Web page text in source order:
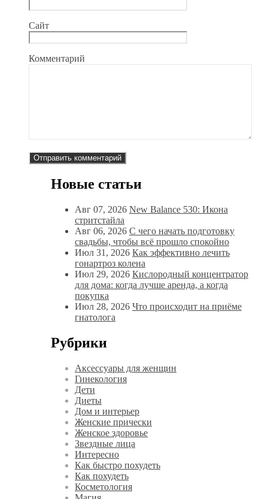
Сайт
Комментарий
Новые статьи
Авг 07, 2026 New Balance 530: Икона
стритстайла
Авг 06, 2026 С чего начать подготовку
свадьбы, чтобы всё прошло спокойно
Июл 31, 2026 Как эффективно лечить
гонартроз колена
Июл 29, 2026 Кислородный концентратор
для дома: когда лучше аренда, а когда
покупка
Июл 28, 2026 Что происходит на приёме
гнатолога
Рубрики
Аксессуары для женщин
Гинекология
Дети
Диеты
Дом и интерьер
Женские прически
Женское здоровье
Звездные лица
Интересно
Как быстро похудеть
Как похудеть
Косметология